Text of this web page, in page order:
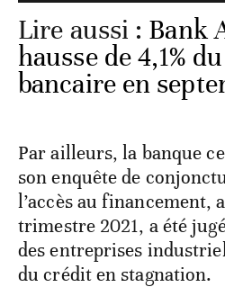
Lire aussi : Bank
hausse de 4,1%
bancaire en
Par ailleurs, la banque
son enquête de
l’accès au financement,
trimestre 2021, a été
des entreprises
du crédit en stagnation.